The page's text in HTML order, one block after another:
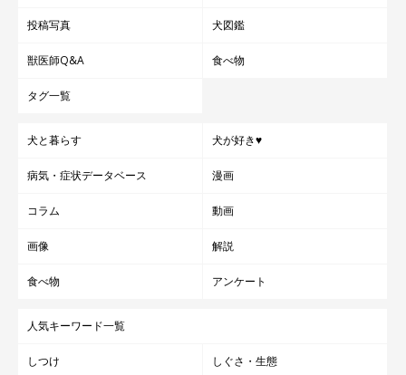
投稿写真 犬図鑑
獣医師Q&A 食べ物
タグ一覧
犬と暮らす 犬が好き♥
病気・症状データベース 漫画
コラム 動画
画像 解説
食べ物 アンケート
人気キーワード一覧
しつけ しぐさ・生態